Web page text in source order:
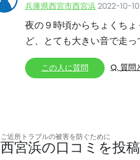
兵庫県西宮市西宮浜2022-10-10
夜の９時頃からちょくち
ど、とても大きい音で走っ
この人に質問 Q. 質問
ご近所トラブルの被害を防ぐために
西宮浜の口コミを投